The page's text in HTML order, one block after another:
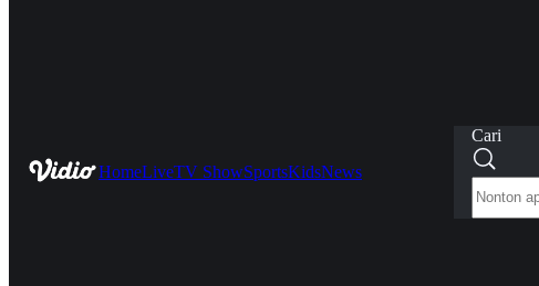
HomeLiveTV ShowSportsKidsNews
Cari